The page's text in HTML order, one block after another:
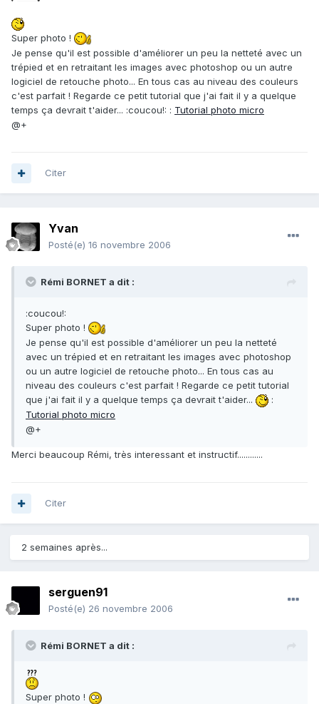
Super photo !
Je pense qu'il est possible d'améliorer un peu la netteté avec un
trépied et en retraitant les images avec photoshop ou un autre
logiciel de retouche photo... En tous cas au niveau des couleurs
c'est parfait ! Regarde ce petit tutorial que j'ai fait il y a quelque
temps ça devrait t'aider... :coucou!: : Tutorial photo micro
@+
Citer
Yvan
Posté(e) 16 novembre 2006
Rémi BORNET a dit :
:coucou!:
Super photo !
Je pense qu'il est possible d'améliorer un peu la netteté
avec un trépied et en retraitant les images avec photoshop
ou un autre logiciel de retouche photo... En tous cas au
niveau des couleurs c'est parfait ! Regarde ce petit tutorial
que j'ai fait il y a quelque temps ça devrait t'aider...
:
Tutorial photo micro
@+
Merci beaucoup Rémi, très interessant et instructif............
Citer
2 semaines après...
serguen91
Posté(e) 26 novembre 2006
Rémi BORNET a dit :
Super photo !